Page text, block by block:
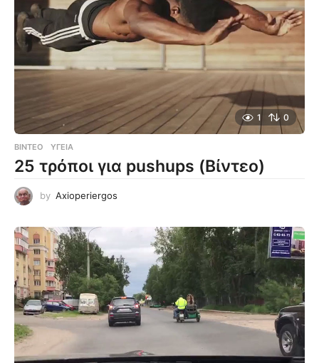
1 0
ΒΊΝΤΕΟ ΥΓΕΊΑ
25 τρόποι για pushups (Βίντεο)
by Axioperiergos